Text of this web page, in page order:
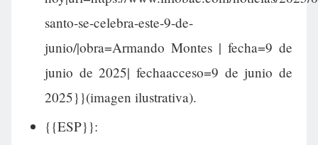
santo-se-celebra-este-9-de-
junio/|obra=Armando Montes | fecha=9 de
junio de 2025| fechaacceso=9 de junio de
2025}}(imagen ilustrativa).
{{ESP}}: